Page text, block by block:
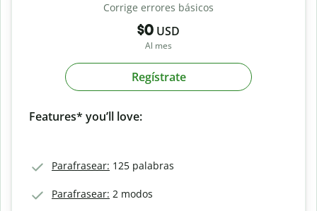
Corrige errores básicos
$0 USD
Al mes
Regístrate
Features* you’ll love:
Parafrasear: 125 palabras
Parafrasear: 2 modos